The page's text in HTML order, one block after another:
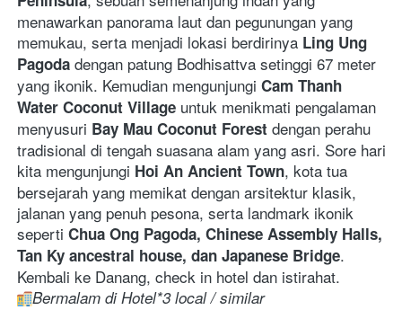
menawarkan panorama laut dan pegunungan yang
memukau, serta menjadi lokasi berdirinya Ling Ung
Pagoda dengan patung Bodhisattva setinggi 67 meter
yang ikonik. Kemudian mengunjungi Cam Thanh
Water Coconut Village untuk menikmati pengalaman
menyusuri Bay Mau Coconut Forest dengan perahu
tradisional di tengah suasana alam yang asri. Sore hari
kita mengunjungi Hoi An Ancient Town, kota tua
bersejarah yang memikat dengan arsitektur klasik,
jalanan yang penuh pesona, serta landmark ikonik
seperti Chua Ong Pagoda, Chinese Assembly Halls,
Tan Ky ancestral house, dan Japanese Bridge.
Kembali ke Danang, check in hotel dan istirahat.
Bermalam di Hotel*3 local / similar